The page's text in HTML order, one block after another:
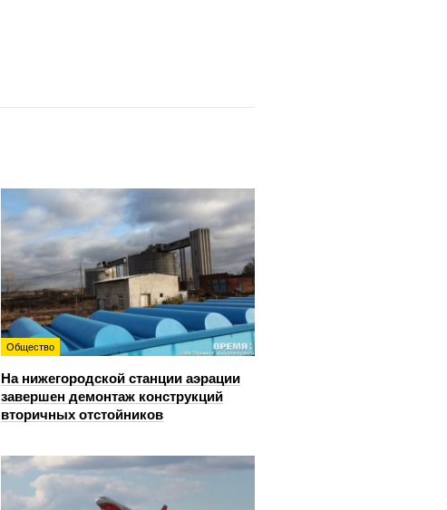
Общество
На нижегородской станции аэрации
завершен демонтаж конструкций
вторичных отстойников